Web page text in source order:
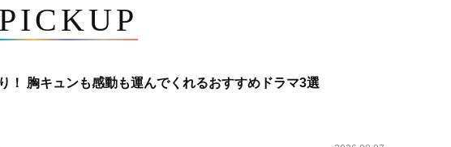
PICKUP
！ 胸キュンも感動も運んでくれるおすすめドラマ3選